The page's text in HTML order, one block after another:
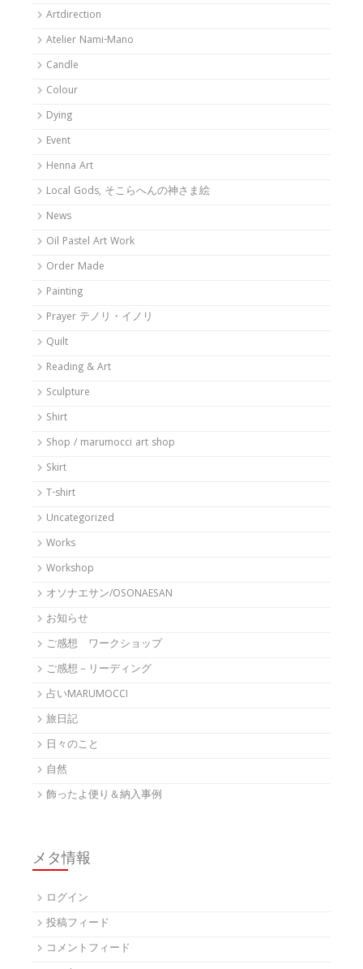
Artdirection
Atelier Nami-Mano
Candle
Colour
Dying
Event
Henna Art
Local Gods, そこらへんの神さま絵
News
Oil Pastel Art Work
Order Made
Painting
Prayer テノリ・イノリ
Quilt
Reading & Art
Sculpture
Shirt
Shop / marumocci art shop
Skirt
T-shirt
Uncategorized
Works
Workshop
オソナエサン/OSONAESAN
お知らせ
ご感想 ワークショップ
ご感想－リーディング
占いMARUMOCCI
旅日記
日々のこと
自然
飾ったよ便り＆納入事例
メタ情報
ログイン
投稿フィード
コメントフィード